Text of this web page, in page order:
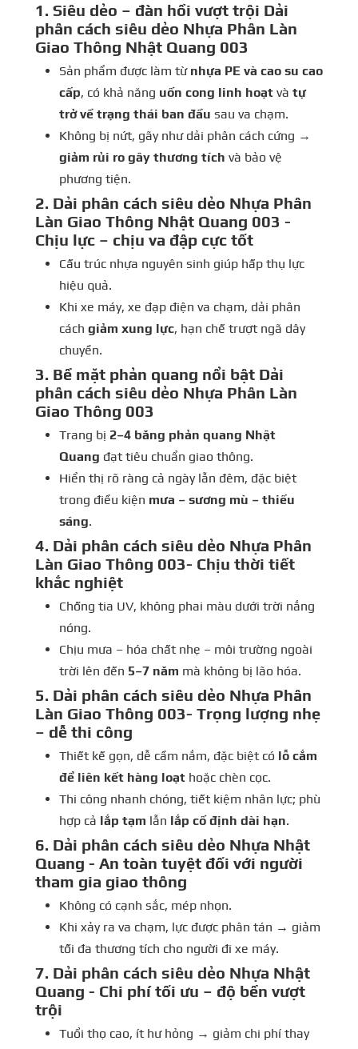
1. Siêu dẻo – đàn hồi vượt trội Dải
phân cách siêu dẻo Nhựa Phân Làn
Giao Thông Nhật Quang 003
Sản phẩm được làm từ nhựa PE và cao su cao
cấp, có khả năng uốn cong linh hoạt và tự
trở về trạng thái ban đầu sau va chạm.
Không bị nứt, gãy như dải phân cách cứng →
giảm rủi ro gây thương tích và bảo vệ
phương tiện.
2. Dải phân cách siêu dẻo Nhựa Phân
Làn Giao Thông Nhật Quang 003 -
Chịu lực – chịu va đập cực tốt
Cấu trúc nhựa nguyên sinh giúp hấp thụ lực
hiệu quả.
Khi xe máy, xe đạp điện va chạm, dải phân
cách giảm xung lực, hạn chế trượt ngã dây
chuyền.
3. Bề mặt phản quang nổi bật Dải
phân cách siêu dẻo Nhựa Phân Làn
Giao Thông 003
Trang bị 2–4 băng phản quang Nhật
Quang đạt tiêu chuẩn giao thông.
Hiển thị rõ ràng cả ngày lẫn đêm, đặc biệt
trong điều kiện mưa – sương mù – thiếu
sáng.
4. Dải phân cách siêu dẻo Nhựa Phân
Làn Giao Thông 003- Chịu thời tiết
khắc nghiệt
Chống tia UV, không phai màu dưới trời nắng
nóng.
Chịu mưa – hóa chất nhẹ – môi trường ngoài
trời lên đến 5–7 năm mà không bị lão hóa.
5. Dải phân cách siêu dẻo Nhựa Phân
Làn Giao Thông 003- Trọng lượng nhẹ
– dễ thi công
Thiết kế gọn, dễ cầm nắm, đặc biệt có lỗ cắm
để liên kết hàng loạt hoặc chèn cọc.
Thi công nhanh chóng, tiết kiệm nhân lực; phù
hợp cả lắp tạm lẫn lắp cố định dài hạn.
6. Dải phân cách siêu dẻo Nhựa Nhật
Quang - An toàn tuyệt đối với người
tham gia giao thông
Không có cạnh sắc, mép nhọn.
Khi xảy ra va chạm, lực được phân tán → giảm
tối đa thương tích cho người đi xe máy.
7. Dải phân cách siêu dẻo Nhựa Nhật
Quang - Chi phí tối ưu – độ bền vượt
trội
Tuổi thọ cao, ít hư hỏng → giảm chi phí thay